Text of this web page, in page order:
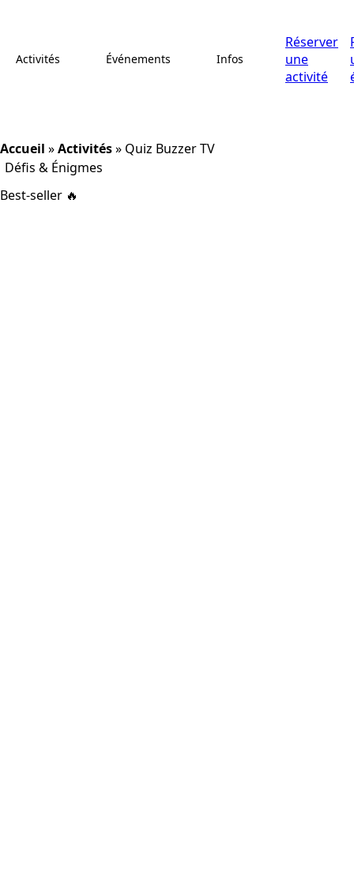
Activités Événements Infos
Réserver
une
activité
Accueil »Activités» Quiz Buzzer TV
Défis & Énigmes
Best-seller 🔥